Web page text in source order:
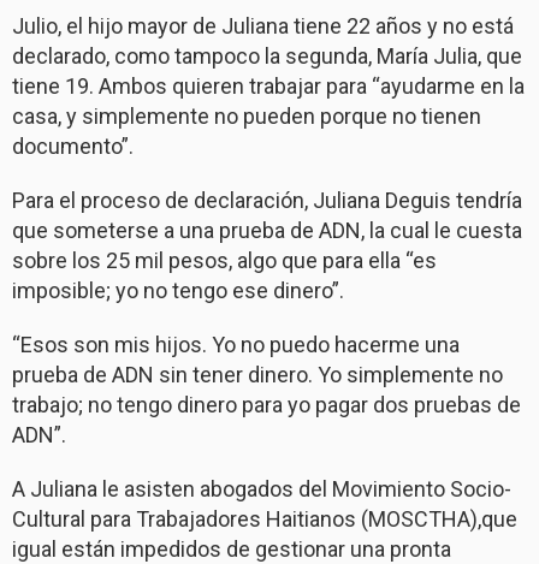
Julio, el hijo mayor de Juliana tiene 22 años y no está
declarado, como tampoco la segunda, María Julia, que
tiene 19. Ambos quieren trabajar para “ayudarme en la
casa, y simplemente no pueden porque no tienen
documento”.
Para el proceso de declaración, Juliana Deguis tendría
que someterse a una prueba de ADN, la cual le cuesta
sobre los 25 mil pesos, algo que para ella “es
imposible; yo no tengo ese dinero”.
“Esos son mis hijos. Yo no puedo hacerme una
prueba de ADN sin tener dinero. Yo simplemente no
trabajo; no tengo dinero para yo pagar dos pruebas de
ADN”.
A Juliana le asisten abogados del Movimiento Socio-
Cultural para Trabajadores Haitianos (MOSCTHA),que
igual están impedidos de gestionar una pronta